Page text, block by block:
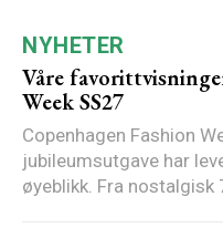
NYHETER
Våre
Week SS27
Copenhagen Fashion
jubileumsutgave har
øyeblikk. Fra nostalgisk